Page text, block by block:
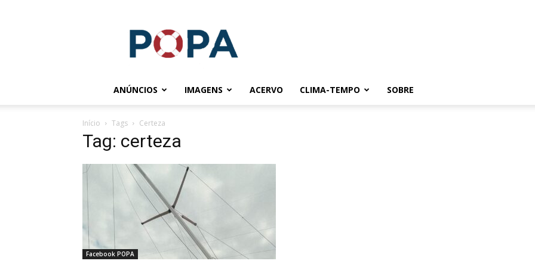
ANÚNCIOS IMAGENS ACERVO CLIMA-TEMPO SOBRE
Início Tags Certeza
Tag: certeza
Facebook POPA